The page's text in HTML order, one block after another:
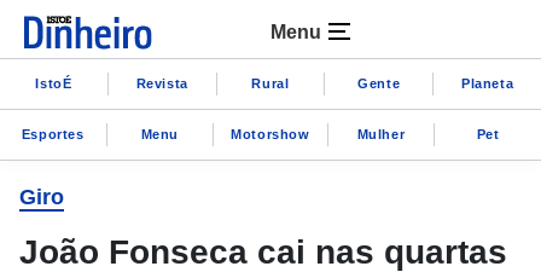
Menu
IstoÉ Revista Rural Gente Planeta
Esportes Menu Motorshow Mulher Pet
Giro
João Fonseca cai nas quartas